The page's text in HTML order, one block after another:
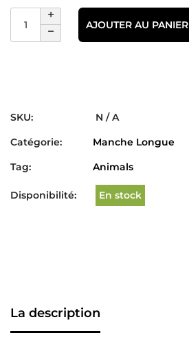
AJOUTER AU PANIER
SKU:
N / A
Catégorie:
Manche Longue
Tag:
Animals
Disponibilité: En stock
La description